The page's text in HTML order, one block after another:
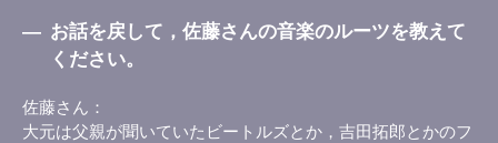
― お話を戻して，佐藤さんの音楽のルーツを教えて
ください。
佐藤さん
大元は父親が聞いていたビートルズとか，吉田拓郎とかのフ